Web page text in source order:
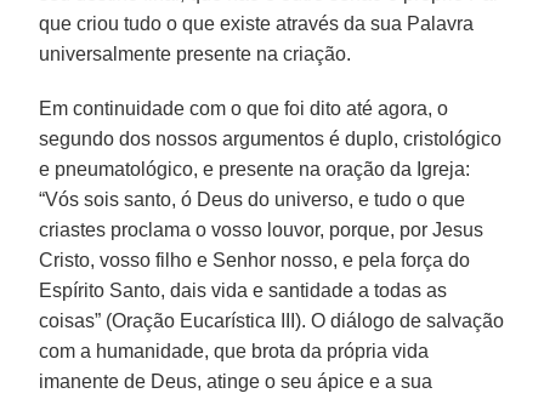
que criou tudo o que existe através da sua Palavra
universalmente presente na criação.
Em continuidade com o que foi dito até agora, o
segundo dos nossos argumentos é duplo, cristológico
e pneumatológico, e presente na oração da Igreja:
“Vós sois santo, ó Deus do universo, e tudo o que
criastes proclama o vosso louvor, porque, por Jesus
Cristo, vosso filho e Senhor nosso, e pela força do
Espírito Santo, dais vida e santidade a todas as
coisas” (Oração Eucarística III). O diálogo de salvação
com a humanidade, que brota da própria vida
imanente de Deus, atinge o seu ápice e a sua